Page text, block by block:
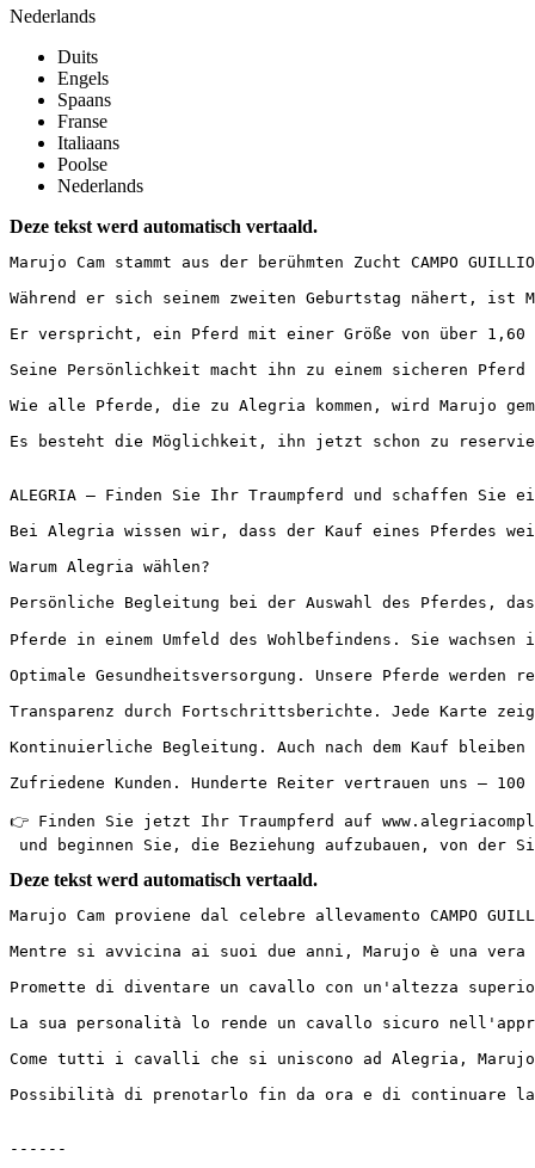
Nederlands
Duits
Engels
Spaans
Franse
Italiaans
Poolse
Nederlands
Deze tekst werd automatisch vertaald.
Marujo Cam stammt aus der berühmten Zucht CAMPO
Während er sich seinem zweiten Geburtstag nähert,
Er verspricht, ein Pferd mit einer Größe von über 1,60
Seine Persönlichkeit macht ihn zu einem sicheren
Wie alle Pferde, die zu Alegria kommen, wird Marujo
Es besteht die Möglichkeit, ihn jetzt schon zu
ALEGRIA – Finden Sie Ihr Traumpferd und schaffen
Bei Alegria wissen wir, dass der Kauf eines Pferdes
Warum Alegria wählen?
Persönliche Begleitung bei der Auswahl des Pferdes,
Pferde in einem Umfeld des Wohlbefindens. Sie
Optimale Gesundheitsversorgung. Unsere Pferde werden
Transparenz durch Fortschrittsberichte. Jede Karte
Kontinuierliche Begleitung. Auch nach dem Kauf
Zufriedene Kunden. Hunderte Reiter vertrauen uns –
👉 Finden Sie jetzt Ihr Traumpferd auf
und beginnen Sie, die Beziehung aufzubauen, von der
Deze tekst werd automatisch vertaald.
Marujo Cam proviene dal celebre allevamento
Mentre si avvicina ai suoi due anni, Marujo è una
Promette di diventare un cavallo con un'altezza
La sua personalità lo rende un cavallo sicuro
Come tutti i cavalli che si uniscono ad Alegria,
Possibilità di prenotarlo fin da ora e di continuare la
------